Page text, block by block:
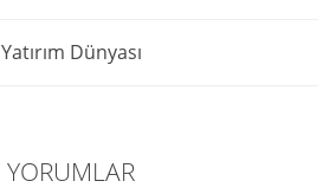
Yatırım Dünyası
YORUMLAR